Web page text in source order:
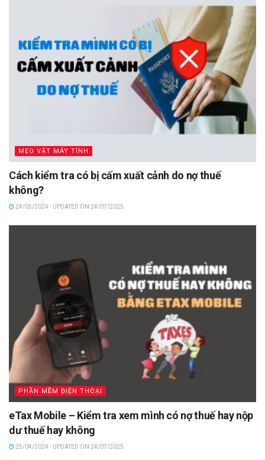
MẸO VẶT MÁY TÍNH
Cách kiểm tra có bị cấm xuất cảnh do nợ thuế
không?
24/05/2024 - UPDATED ON 24/07/2025
PHẦN MỀM ĐIỆN THOẠI
eTax Mobile – Kiểm tra xem mình có nợ thuế hay nộp
dư thuế hay không
25/04/2024 - UPDATED ON 24/07/2025